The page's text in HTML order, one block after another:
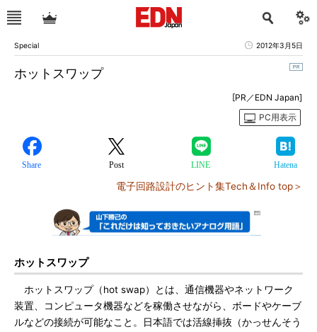
Special 2012年3月5日
ホットスワップ
[PR／EDN Japan]
PC用表示
Share Post LINE Hatena
電子回路設計のヒント集Tech＆Info top＞
ホットスワップ
ホットスワップ（hot swap）とは、通信機器やネットワーク
装置、コンピュータ機器などを稼働させながら、ボードやケーブ
ルなどの接続が可能なこと。日本語では活線挿抜（かっせんそう